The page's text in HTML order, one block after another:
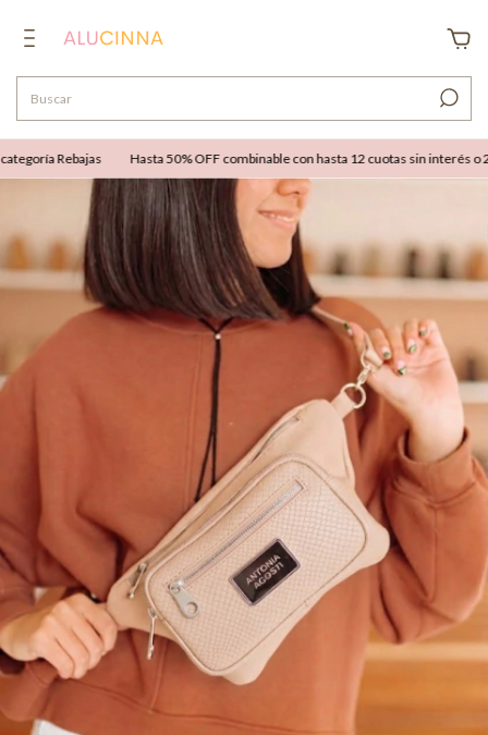
Rebajas Hasta 50% OFF combinable con hasta 12 cuotas sin interés o